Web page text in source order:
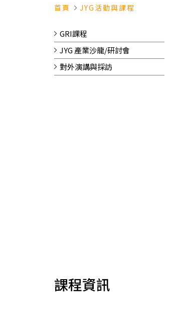
首頁 JYG活動與課程
GRI課程
JYG 產業沙龍/研討會
對外演講與採訪
課程資訊